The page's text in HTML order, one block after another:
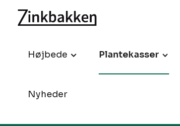
Højbede Plantekasser
Nyheder